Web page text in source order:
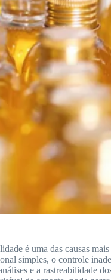
é uma das causas
simples, o controle
e a rastreabilidade